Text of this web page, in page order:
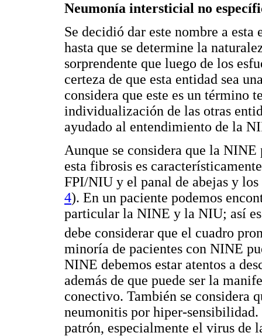
Neumonía intersticial no
Se decidió dar este nombre a
hasta que se determine la
sorprendente que luego de los
certeza de que esta entidad sea
considera que este es un término
individualización de las otras
ayudado al entendimiento de la
Aunque se considera que la
esta fibrosis es
FPI/NIU y el panal de abejas y
4). En un paciente podemos
particular la NINE y la NIU; así es
debe considerar que el cuadro
minoría de pacientes con NINE
NINE debemos estar atentos a
además de que puede ser la
conectivo. También se considera
neumonitis por hiper-sensibilidad.
patrón, especialmente el virus de